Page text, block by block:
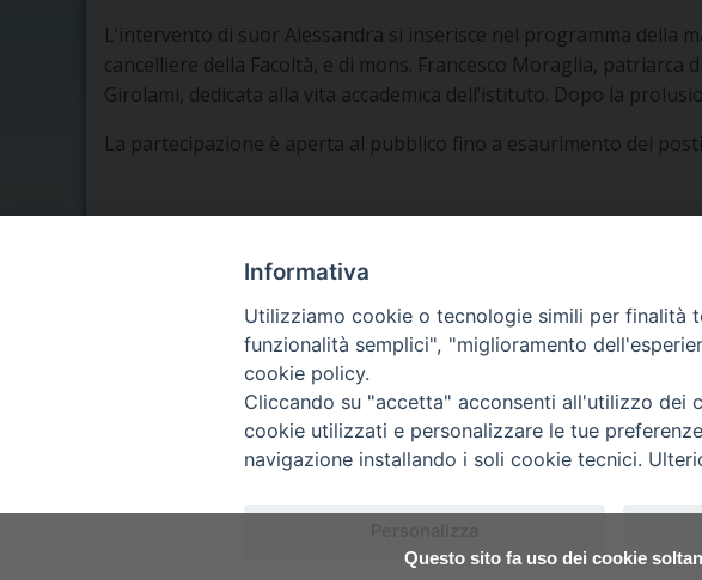
Questo sito fa uso dei cookie
L’intervento di suor Alessandra si inserisce nel programma della
cancelliere della Facoltà, e di mons. Francesco Moraglia,
Girolami, dedicata alla vita accademica dell’istituto. Dopo la
La partecipazione è aperta al pubblico fino a esaurimento dei
Seminario Vescovile di Treviso
p.tta Benedetto XI, 2
Informativa
Utilizziamo cookie o tecnologie simili per finalità
funzionalità semplici", "miglioramento
cookie policy.
Cliccando su "accetta" acconsenti all'utilizzo dei
cookie utilizzati e personalizzare le tue
navigazione installando i soli cookie tecnici.